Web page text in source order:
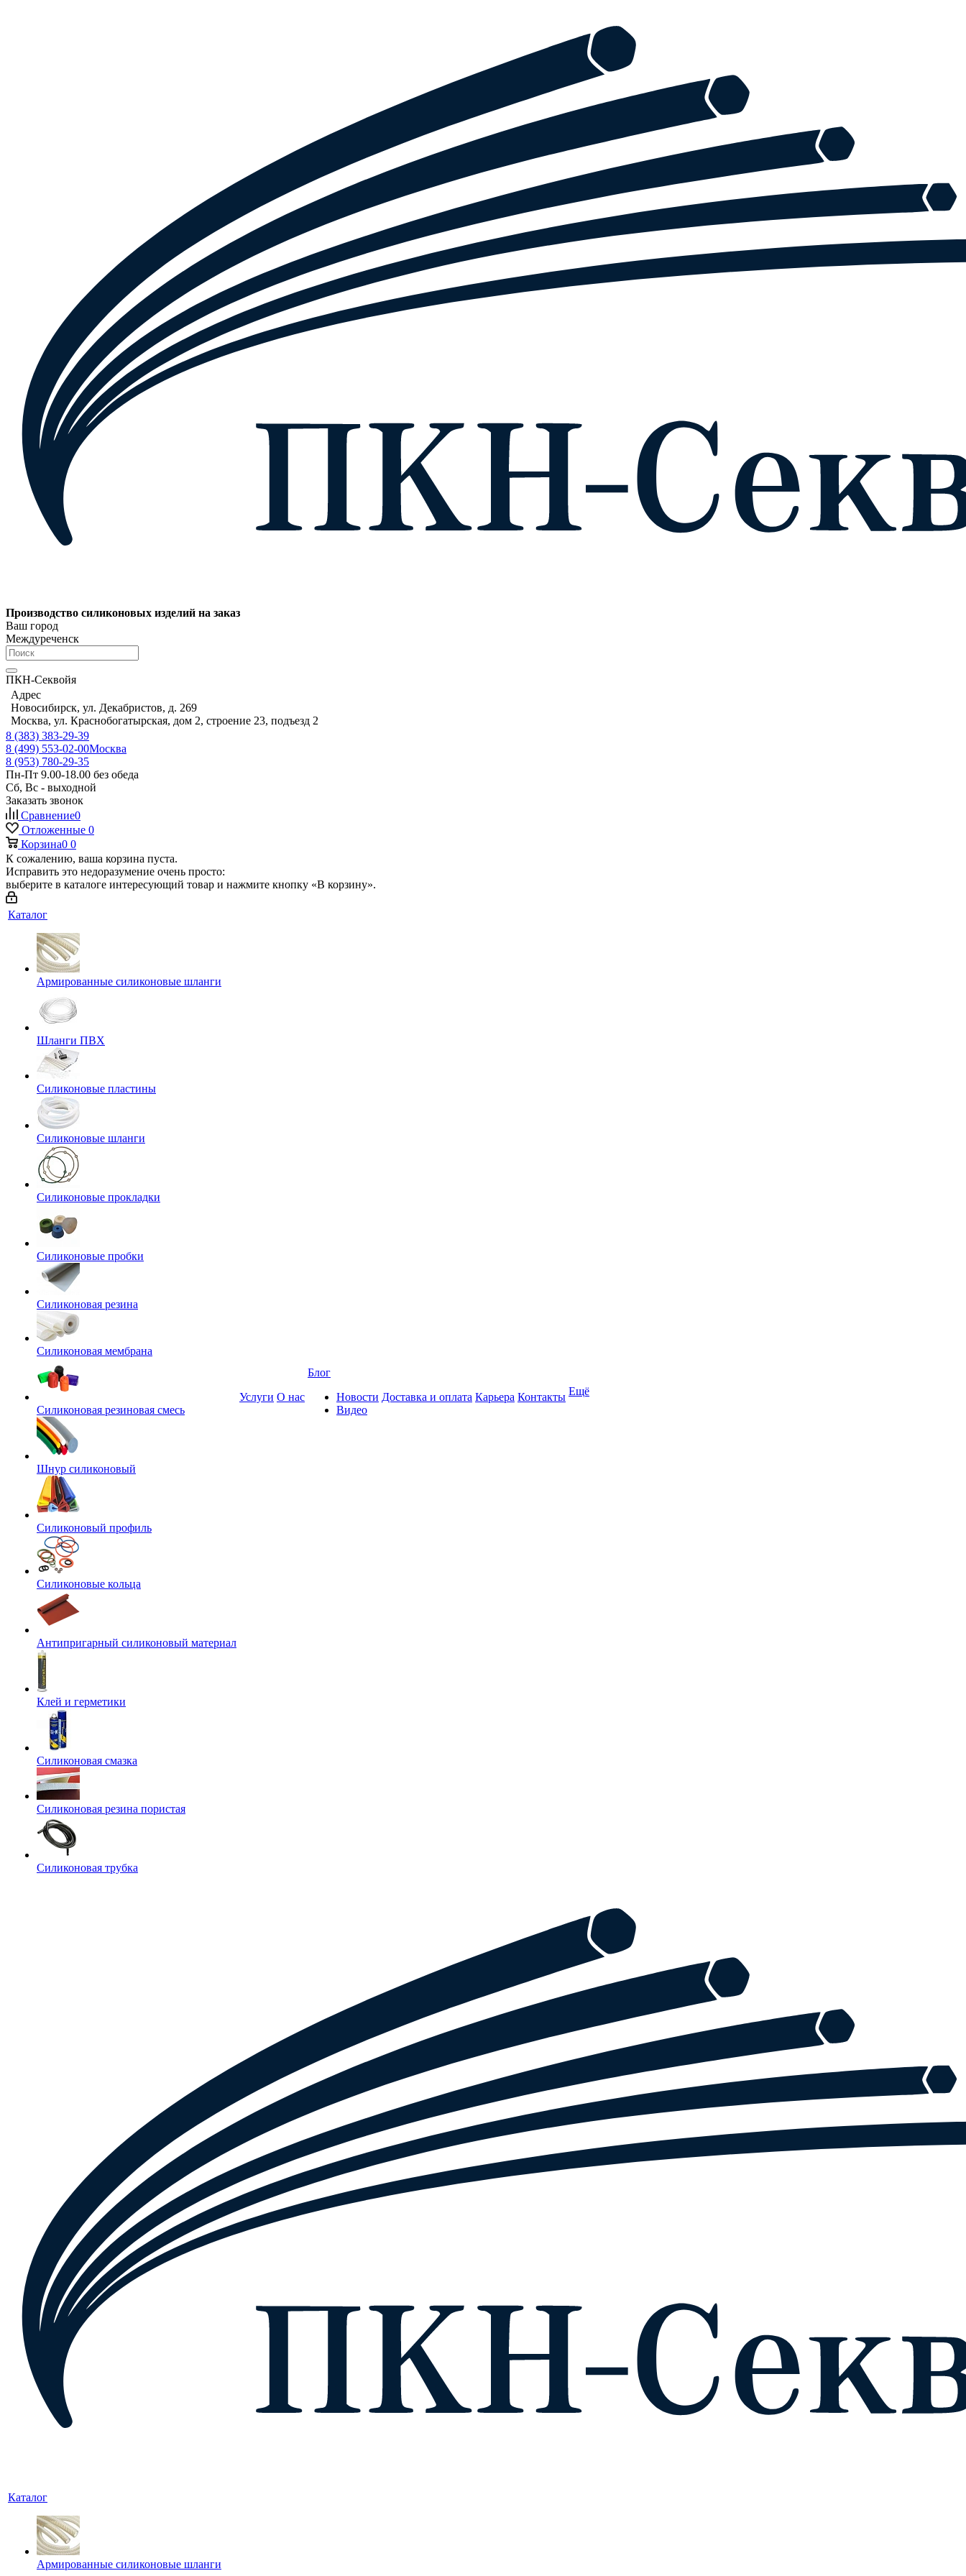
Производство силиконовых изделий на заказ
Ваш город
Междуреченск
ПКН-Секвойя
Адрес
Новосибирск, ул. Декабристов, д. 269
Москва, ул. Краснобогатырская, дом 2, строение 23, подъезд 2
8 (383) 383-29-39
8 (499) 553-02-00Москва
8 (953) 780-29-35
Пн-Пт 9.00-18.00 без обеда
Сб, Вс - выходной
Заказать звонок
Сравнение0
Отложенные 0
Корзина0 0
К сожалению, ваша корзина пуста.
Исправить это недоразумение очень просто:
выберите в каталоге интересующий товар и нажмите кнопку «В корзину».
Каталог
Армированные силиконовые шланги
Шланги ПВХ
Силиконовые пластины
Силиконовые шланги
Силиконовые прокладки
Силиконовые пробки
Силиконовая резина
Силиконовая мембрана
Силиконовая резиновая смесь
Шнур силиконовый
Силиконовый профиль
Силиконовые кольца
Антипригарный силиконовый материал
Клей и герметики
Силиконовая смазка
Силиконовая резина пористая
Силиконовая трубка
Услуги О нас
Блог
Новости
Видео
Доставка и оплата Карьера Контакты Ещё
Каталог
Армированные силиконовые шланги